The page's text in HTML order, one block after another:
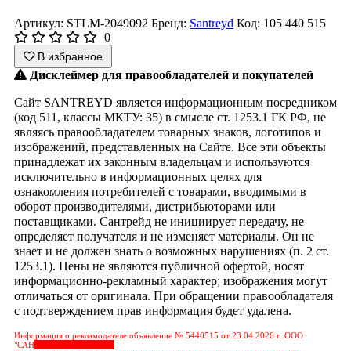
Артикул: STLM-2049092 Бренд: Santreyd Код: 105 440 515
0
В избранное
Дисклеймер для правообладателей и покупателей
Сайт SANTREYD является информационным посредником
(код 511, классы МКТУ: 35) в смысле ст. 1253.1 ГК РФ, не
являясь правообладателем товарных знаков, логотипов и
изображений, представленных на Сайте. Все эти объекты
принадлежат их законным владельцам и используются
исключительно в информационных целях для
ознакомления потребителей с товарами, вводимыми в
оборот производителями, дистрибьюторами или
поставщиками. Сантрейд не инициирует передачу, не
определяет получателя и не изменяет материалы. Он не
знает и не должен знать о возможных нарушениях (п. 2 ст.
1253.1). Цены не являются публичной офертой, носят
информационно-рекламный характер; изображения могут
отличаться от оригинала. При обращении правообладателя
с подтверждением прав информация будет удалена.
Информация о рекламодателе объявление № 5440515 от 23.04.2026 г. ООО
"САН